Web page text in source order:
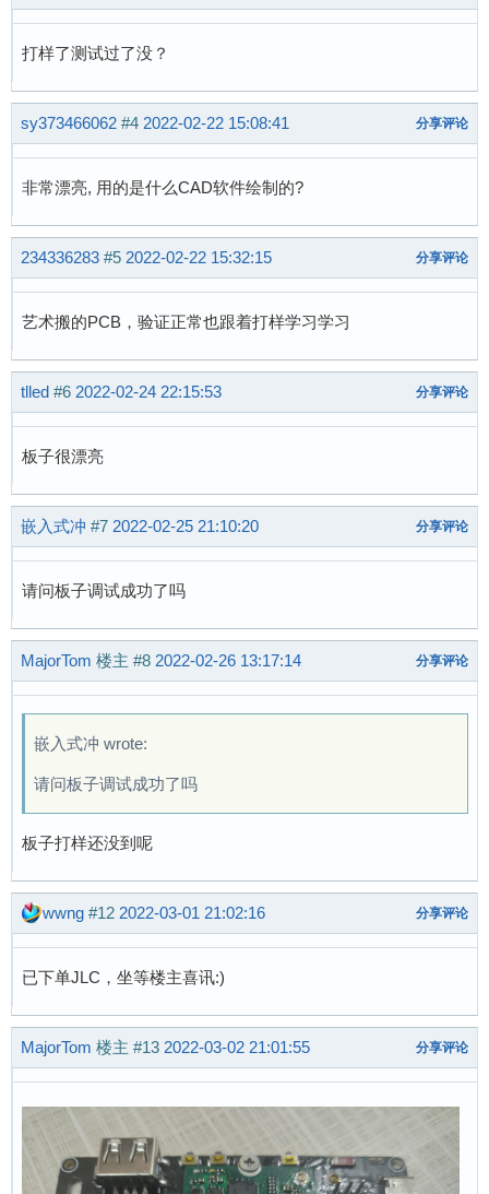
打样了测试过了没？
sy373466062 #4 2022-02-22 15:08:41 分享评论
非常漂亮, 用的是什么CAD软件绘制的?
234336283 #5 2022-02-22 15:32:15 分享评论
艺术搬的PCB，验证正常也跟着打样学习学习
tlled #6 2022-02-24 22:15:53 分享评论
板子很漂亮
嵌入式冲 #7 2022-02-25 21:10:20 分享评论
请问板子调试成功了吗
MajorTom 楼主 #8 2022-02-26 13:17:14 分享评论
嵌入式冲 wrote:
请问板子调试成功了吗
板子打样还没到呢
wwng #12 2022-03-01 21:02:16 分享评论
已下单JLC，坐等楼主喜讯:)
MajorTom 楼主 #13 2022-03-02 21:01:55 分享评论